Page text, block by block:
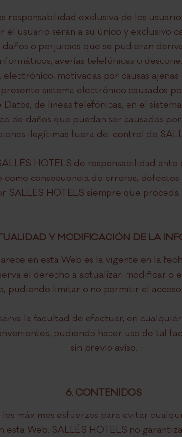
responsabilidad exclusiva de los
usuario serán a su único y exclusivo
daños o perjuicios que se pudieran
averías telefónicas o
motivadas por causas ajenas
sistema electrónico causados
de líneas telefónicas, en el
de daños que puedan ser causados
ilegítimas fuera del control de
HOTELS de responsabilidad
consecuencia de errores, defectos
SALLÉS HOTELS siempre que proceda
Y MODIFICACIÓN DE LA
en esta Web es la vigente en la
el derecho a actualizar, modificar o
pudiendo limitar o no permitir el acceso
la facultad de efectuar, en
pudiendo hacer uso de tal
sin previo aviso.
6. CONTENIDOS
los máximos esfuerzos para evitar
Web. SALLÉS HOTELS no